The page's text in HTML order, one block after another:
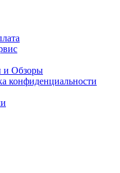
и Обзоры
конфиденциальности